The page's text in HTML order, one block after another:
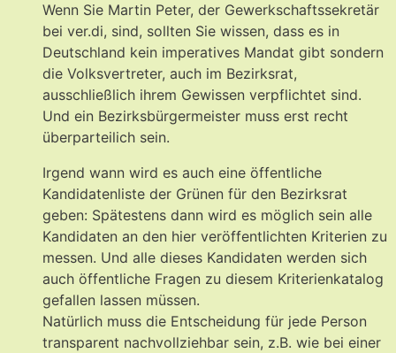
Wenn Sie Martin Peter, der Gewerkschaftssekretär
bei ver.di, sind, sollten Sie wissen, dass es in
Deutschland kein imperatives Mandat gibt sondern
die Volksvertreter, auch im Bezirksrat,
ausschließlich ihrem Gewissen verpflichtet sind.
Und ein Bezirksbürgermeister muss erst recht
überparteilich sein.
Irgend wann wird es auch eine öffentliche
Kandidatenliste der Grünen für den Bezirksrat
geben: Spätestens dann wird es möglich sein alle
Kandidaten an den hier veröffentlichten Kriterien zu
messen. Und alle dieses Kandidaten werden sich
auch öffentliche Fragen zu diesem Kriterienkatalog
gefallen lassen müssen.
Natürlich muss die Entscheidung für jede Person
transparent nachvollziehbar sein, z.B. wie bei einer